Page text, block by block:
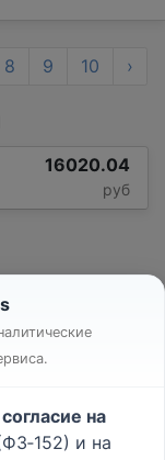
8 9 10 ›
16020.04
руб
согласие на
и на